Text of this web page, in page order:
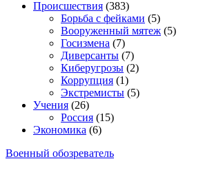
Происшествия (383)
Борьба с фейками (5)
Вооруженный мятеж (5)
Госизмена (7)
Диверсанты (7)
Киберугрозы (2)
Коррупция (1)
Экстремисты (5)
Учения (26)
Россия (15)
Экономика (6)
Военный обозреватель